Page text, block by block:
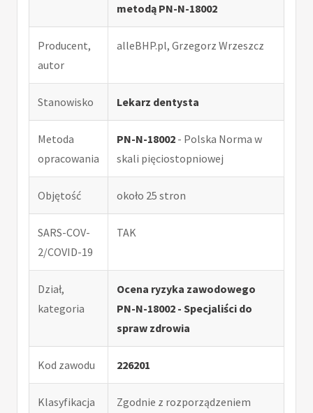
metodą PN-N-18002
Producent,
autor
alleBHP.pl, Grzegorz Wrzeszcz
Stanowisko Lekarz dentysta
Metoda
opracowania
PN-N-18002 - Polska Norma w
skali pięciostopniowej
Objętość około 25 stron
SARS-COV-
2/COVID-19
TAK
Dział,
kategoria
Ocena ryzyka zawodowego
PN-N-18002 - Specjaliści do
spraw zdrowia
Kod zawodu 226201
Klasyfikacja
Zgodnie z rozporządzeniem